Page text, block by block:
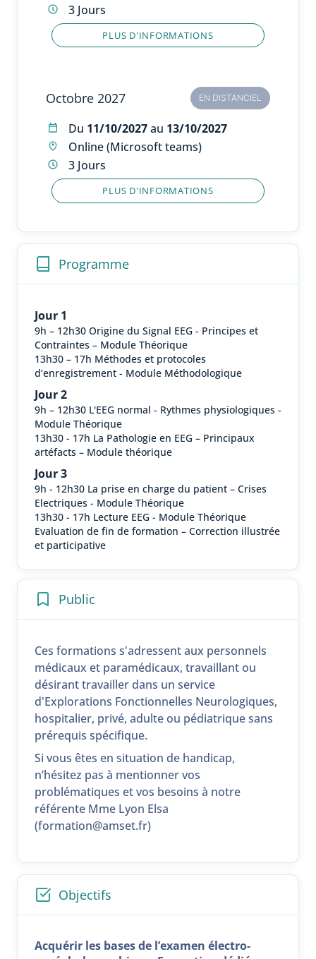
3 Jours
PLUS D'INFORMATIONS
Octobre 2027 EN DISTANCIEL
Du 11/10/2027au 13/10/2027
Online (Microsoft teams)
3 Jours
PLUS D'INFORMATIONS
Programme
Jour 1
9h – 12h30 Origine du Signal EEG - Principes et
Contraintes – Module Théorique
13h30 – 17h Méthodes et protocoles
d’enregistrement - Module Méthodologique
Jour 2
9h – 12h30 L'EEG normal - Rythmes physiologiques -
Module Théorique
13h30 - 17h La Pathologie en EEG – Principaux
artéfacts – Module théorique
Jour 3
9h - 12h30 La prise en charge du patient – Crises
Electriques - Module Théorique
13h30 - 17h Lecture EEG - Module Théorique
Evaluation de fin de formation – Correction illustrée
et participative
Public
Ces formations s'adressent aux personnels
médicaux et paramédicaux, travaillant ou
désirant travailler dans un service
d'Explorations Fonctionnelles Neurologiques,
hospitalier, privé, adulte ou pédiatrique sans
prérequis spécifique.
Si vous êtes en situation de handicap,
n’hésitez pas à mentionner vos
problématiques et vos besoins à notre
référente Mme Lyon Elsa
(formation@amset.fr)
Objectifs
Acquérir les bases de l’examen électro-